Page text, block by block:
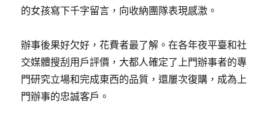
的女孩寫下千字留言，向收納團隊表現感激。
辦事後果好欠好，花費者最了解。在各年夜平臺和社
交媒體搜刮用戶評價，大都人確定了上門辦事者的專
門研究立場和完成東西的品質，還屢次復購，成為上
門辦事的忠誠客戶。